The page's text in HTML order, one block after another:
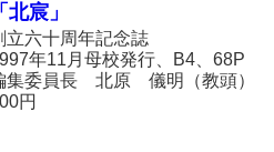
「北宸」
立六十周年記念誌
年11月母校発行、B4、68P
集委員長 北原 儀明（教頭）
円